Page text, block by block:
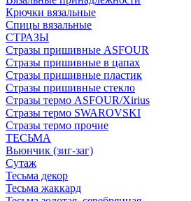
Крючки вязальные
Спицы вязальные
СТРАЗЫ
Стразы пришивные ASFOUR
Стразы пришивные в цапах
Стразы пришивные пластик
Стразы пришивные стекло
Стразы термо ASFOUR/Xirius
Стразы термо SWAROVSKI
Стразы термо прочие
ТЕСЬМА
Вьюнчик (зиг-заг)
Сутаж
Тесьма декор
Тесьма жаккард